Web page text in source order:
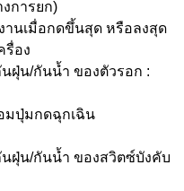
การยก)
านเมื่อกดขึ้นสุด หรือลงสุด
รื่อง
ฝุ่น/กันน้ำ ของตัวรอก :
มปุ่มกดฉุกเฉิน
ฝุ่น/กันน้ำ ของสวิตซ์บังคับ